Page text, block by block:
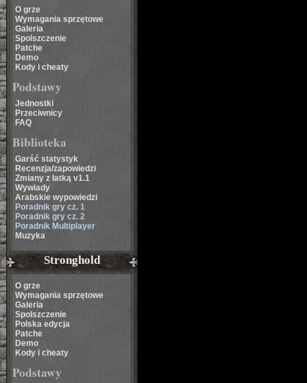
O grze
Wymagania sprzętowe
Galeria
Spolszczenie
Patche
Demo
Kody i cheaty
Podstawy
Jednostki
Przeciwnicy
FAQ
Biblioteka
Garść statystyk
Recenzja/zapowiedzi
Zmiany z łatką v1.1
Wywiady
Arabskie wypowiedzi
Poradnik gry cz. 1
Poradnik gry cz. 2
Poradnik Multiplayer
Muzyka
Stronghold
O grze
Wymagania sprzętowe
Galeria
Spolszczenie
Polska edycja
Patche
Demo
Kody i cheaty
Podstawy